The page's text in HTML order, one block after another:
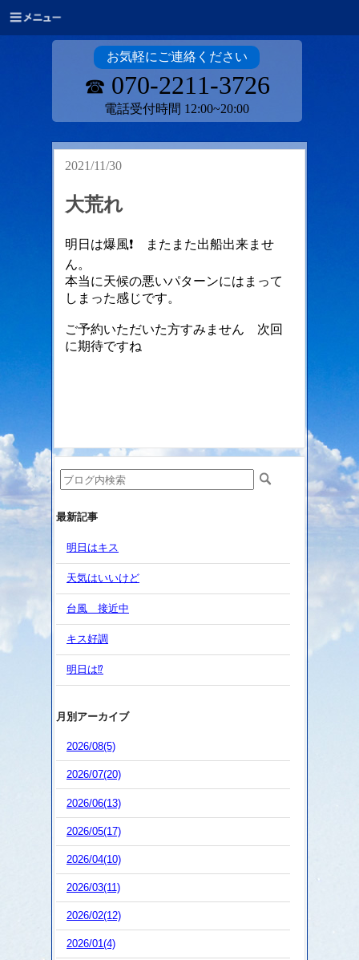
お気軽にご連絡ください
☎ 070-2211-3726
電話受付時間 12:00~20:00
2021/11/30
大荒れ
明日は爆風❗ またまた出船出来ませ
ん。
本当に天候の悪いパターンにはまって
しまった感じです。
ご予約いただいた方すみません 次回
に期待ですね
最新記事
明日はキス
天気はいいけど
台風 接近中
キス好調
明日は⁉️
月別アーカイブ
2026/08(5)
2026/07(20)
2026/06(13)
2026/05(17)
2026/04(10)
2026/03(11)
2026/02(12)
2026/01(4)